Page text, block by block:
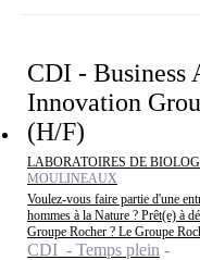
CDI - Business
Innovation
(H/F)
LABORATOIRES DE
MOULINEAUX
Voulez-vous faire partie d'une
hommes à la Nature ? Prêt(e) à
Groupe Rocher ? Le Groupe
CDI - Temps plein